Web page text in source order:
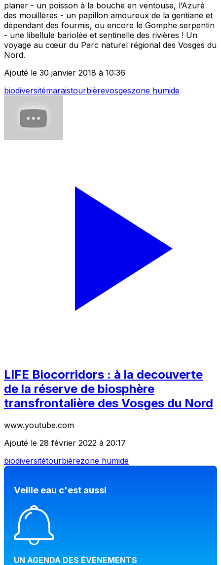
planer - un poisson à la bouche en ventouse, l’Azuré
des mouillères - un papillon amoureux de la gentiane et
dépendant des fourmis, ou encore le Gomphe serpentin
- une libellule bariolée et sentinelle des rivières ! Un
voyage au cœur du Parc naturel régional des Vosges du
Nord.
Ajouté le 30 janvier 2018 à 10:36
biodiversitémaraistourbièrevosgeszone humide
LIFE Biocorridors : à la decouverte
de la réserve de biosphère
transfrontalière des Vosges du Nord
www.youtube.com
Ajouté le 28 février 2022 à 20:17
biodiversitétourbièrezone humide
Veille eau c'est aussi
UN AGENDA DES ÉVÈNEMENTS